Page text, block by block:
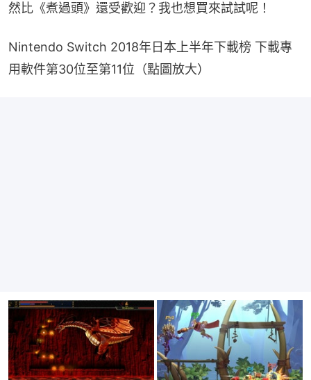
然比《煮過頭》還受歡迎？我也想買來試試呢！
Nintendo Switch 2018年日本上半年下載榜 下載專
用軟件第30位至第11位（點圖放大）